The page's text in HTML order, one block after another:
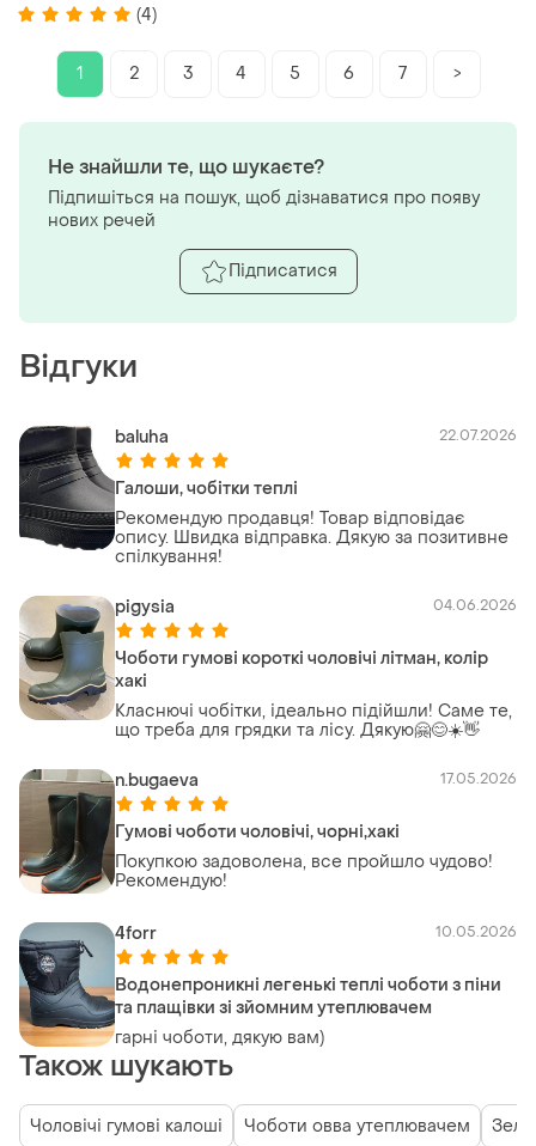
(4)
1 2 3 4 5 6 7 >
Відгуки
baluha 22.07.2026
Галоши, чобітки теплі
Рекомендую продавця! Товар відповідає
опису. Швидка відправка. Дякую за позитивне
спілкування!
pigysia 04.06.2026
Чоботи гумові короткі чоловічі літман, колір
хакі
Класнючі чобітки, ідеально підійшли! Саме те,
що треба для грядки та лісу. Дякую🤗😊☀️👋
n.bugaeva 17.05.2026
Гумові чоботи чоловічі, чорні,хакі
Покупкою задоволена, все пройшло чудово!
Рекомендую!
4forr 10.05.2026
Водонепроникні легенькі теплі чоботи з піни
та плащівки зі зйомним утеплювачем
гарні чоботи, дякую вам)
Також шукають
Чоловічі гумові калоші Чоботи овва утеплювачем
Не знайшли те, що шукаєте?
Підпишіться на пошук, щоб дізнаватися про появу
нових речей
Підписатися